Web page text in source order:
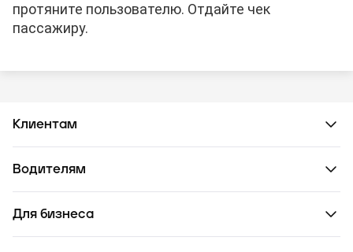
протяните пользователю. Отдайте чек
пассажиру.
Клиентам
Водителям
Для бизнеса